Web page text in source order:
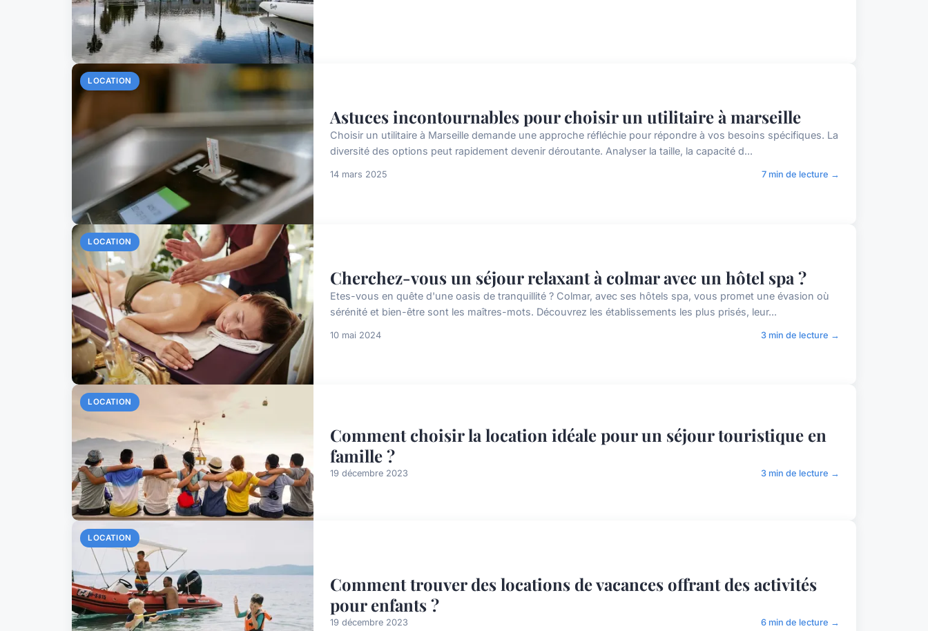
LOCATION
Astuces incontournables pour choisir un utilitaire à marseille
Choisir un utilitaire à Marseille demande une approche réfléchie pour répondre à vos besoins spécifiques. La
diversité des options peut rapidement devenir déroutante. Analyser la taille, la capacité d...
14 mars 2025 7 min de lecture →
LOCATION
Cherchez-vous un séjour relaxant à colmar avec un hôtel spa ?
Etes-vous en quête d'une oasis de tranquillité ? Colmar, avec ses hôtels spa, vous promet une évasion où
sérénité et bien-être sont les maîtres-mots. Découvrez les établissements les plus prisés, leur...
10 mai 2024 3 min de lecture →
LOCATION
Comment choisir la location idéale pour un séjour touristique en
famille ?
19 décembre 2023 3 min de lecture →
LOCATION
Comment trouver des locations de vacances offrant des activités
pour enfants ?
19 décembre 2023 6 min de lecture →